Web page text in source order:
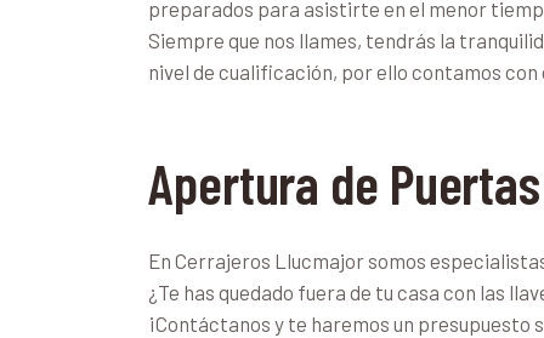
preparados para asistirte en el menor
Siempre que nos llames, tendrás la
nivel de cualificación, por ello contamos
Apertura de
En Cerrajeros Llucmajor somos
¿Te has quedado fuera de tu casa con las
¡Contáctanos y te haremos un presupuesto